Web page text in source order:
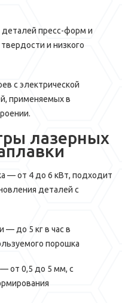
пресс-форм и
и низкого
с электрической
применяемых в
лазерных
— от 4 до 6 кВт, подходит
деталей с
— до 5 кг в час в
порошка
от 0,5 до 5 мм, с